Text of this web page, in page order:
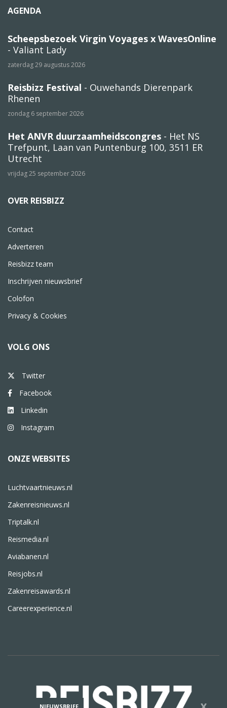
AGENDA
Scheepsbezoek Virgin Voyages x WavesOnline
- Valiant Lady
zaterdag 29 augustus 2026
Reisbizz Festival - Ouwehands Dierenpark
Rhenen
zondag 6 september 2026
Het ANVR duurzaamheidscongres - Het NS
Trefpunt, Laan van Puntenburg 100, 3511 ER
Utrecht
vrijdag 25 september 2026
OVER REISBIZZ
Contact
Adverteren
Reisbizz team
Inschrijven nieuwsbrief
Colofon
Privacy & Cookies
VOLG ONS
Twitter
Facebook
Linkedin
Instagram
ONZE WEBSITES
Luchtvaartnieuws.nl
Zakenreisnieuws.nl
Triptalk.nl
Reismedia.nl
Aviabanen.nl
Reisjobs.nl
Zakenreisawards.nl
Careerexperience.nl
NIEUWSBRIEF